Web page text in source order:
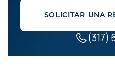
SOLICITAR UNA
(317)